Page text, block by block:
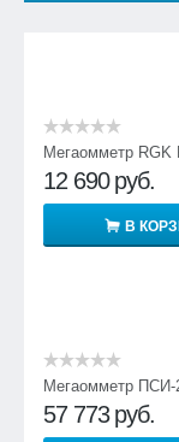
Мегаомметр RGK
12 690 руб.
В
Мегаомметр ПСИ-
57 773 руб.